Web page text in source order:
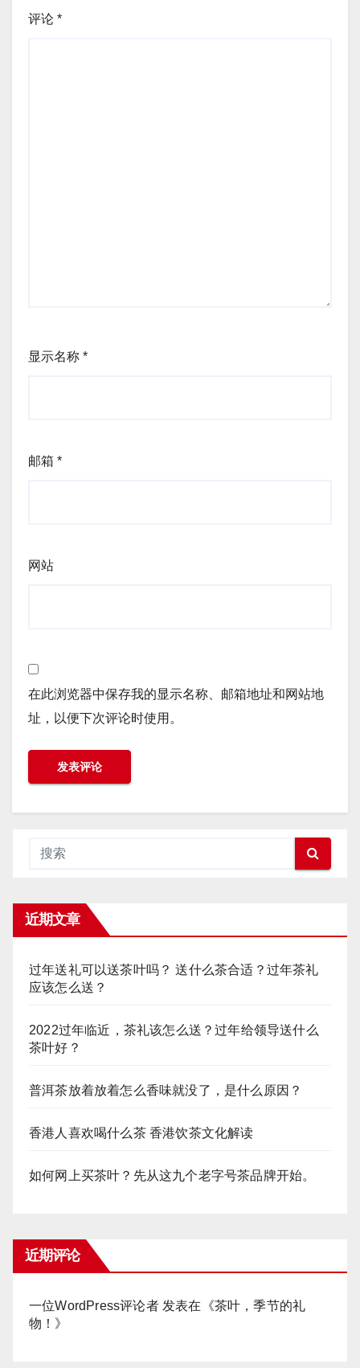
评论 *
显示名称 *
邮箱 *
网站
在此浏览器中保存我的显示名称、邮箱地址和网站地
址，以便下次评论时使用。
近期文章
过年送礼可以送茶叶吗？ 送什么茶合适？过年茶礼
应该怎么送？
2022过年临近，茶礼该怎么送？过年给领导送什么
茶叶好？
普洱茶放着放着怎么香味就没了，是什么原因？
香港人喜欢喝什么茶 香港饮茶文化解读
如何网上买茶叶？先从这九个老字号茶品牌开始。
近期评论
一位WordPress评论者发表在《茶叶，季节的礼
物！ 》